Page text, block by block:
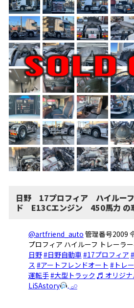
日野 17プロフィア ハイルー
ド E13Cエンジン 450馬力 の
@artfriend_auto 管理番号2009
プロフィア ハイルーフ トレーラ
日野#日野自動車 #17プロフィア
ス #アートフレンドオート #トレ
運転手#大型トラック ♬ オリジナ
LiSAstory
𓈒 𓂂𓏸